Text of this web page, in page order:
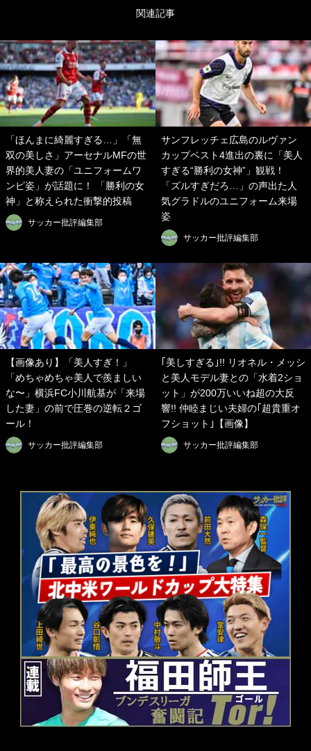
関連記事
「ほんまに綺麗すぎる…」「無
双の美しさ」アーセナルMFの世
界的美人妻の「ユニフォームワ
ンピ姿」が話題に！ 「勝利の女
神」と称えられた衝撃的投稿
サッカー批評編集部
サンフレッチェ広島のルヴァン
カップベスト4進出の裏に「美人
すぎる“勝利の女神”」観戦！
「ズルすぎだろ…」の声出た人
気グラドルのユニフォーム来場
姿
サッカー批評編集部
【画像あり】「美人すぎ！」
「めちゃめちゃ美人で羨ましい
な〜」横浜FC小川航基が「来場
した妻」の前で圧巻の逆転２ゴ
ール！
サッカー批評編集部
｢美しすぎる｣!! リオネル・メッシ
と美人モデル妻との「水着2ショ
ット」が200万いいね超の大反
響!! 仲睦まじい夫婦の｢超貴重オ
フショット｣【画像】
サッカー批評編集部